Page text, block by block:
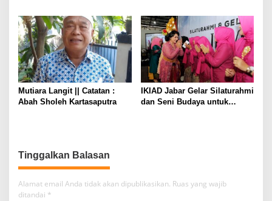
Mutiara Langit || Catatan :
Abah Sholeh Kartasaputra
IKIAD Jabar Gelar Silaturahmi
dan Seni Budaya untuk
Tinggalkan Balasan
Alamat email Anda tidak akan dipublikasikan. Ruas yang wajib
ditandai *